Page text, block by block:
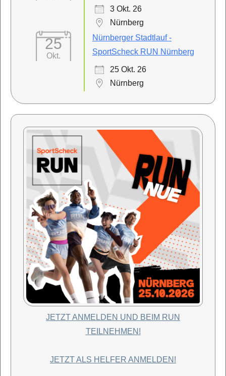
3 Okt. 26
Nürnberg
25
Okt.
Nürnberger Stadtlauf -
SportScheck RUN Nürnberg
25 Okt. 26
Nürnberg
JETZT ANMELDEN UND BEIM RUN
TEILNEHMEN!
JETZT ALS HELFER ANMELDEN!